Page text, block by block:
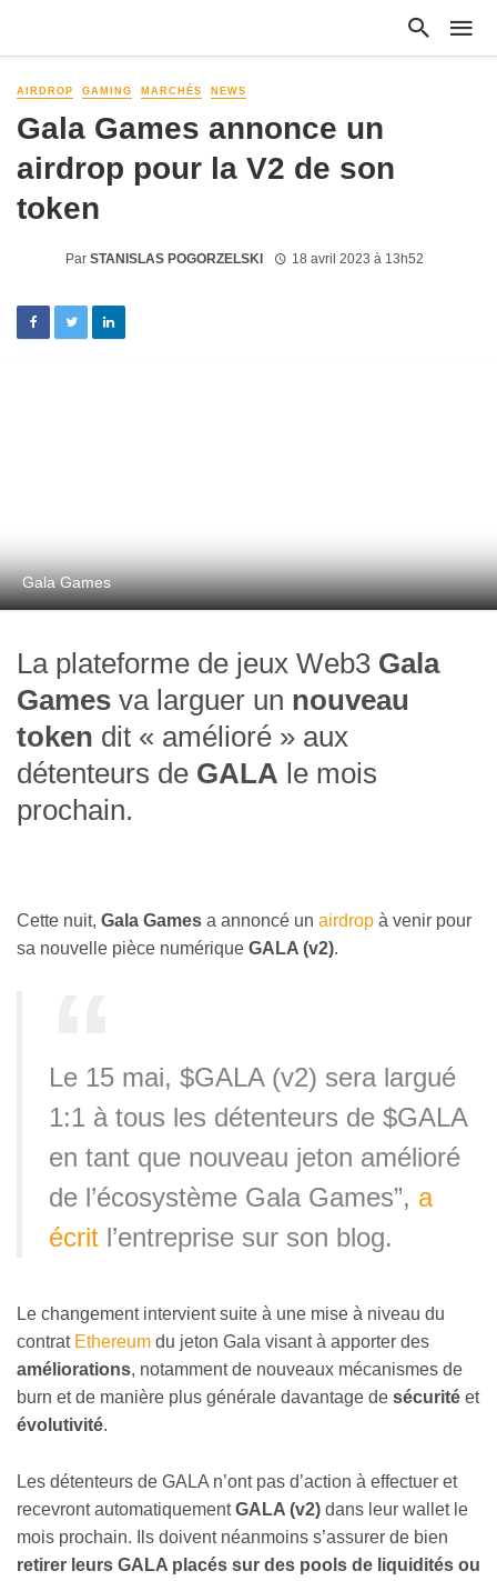
AIRDROP GAMING MARCHÉS NEWS
Gala Games annonce un
airdrop pour la V2 de son
token
Par STANISLAS POGORZELSKI 18 avril 2023 à 13h52
Gala Games
La plateforme de jeux Web3 Gala
Games va larguer un nouveau
token dit « amélioré » aux
détenteurs de GALA le mois
prochain.
Cette nuit, Gala Games a annoncé un airdrop à venir pour
sa nouvelle pièce numérique GALA (v2).
Le 15 mai, $GALA (v2) sera largué
1:1 à tous les détenteurs de $GALA
en tant que nouveau jeton amélioré
de l’écosystème Gala Games”, a
écrit l’entreprise sur son blog.
Le changement intervient suite à une mise à niveau du
contrat Ethereum du jeton Gala visant à apporter des
améliorations, notamment de nouveaux mécanismes de
burn et de manière plus générale davantage de sécurité et
évolutivité.
Les détenteurs de GALA n’ont pas d’action à effectuer et
recevront automatiquementGALA (v2) dans leur wallet le
mois prochain. Ils doivent néanmoins s’assurer de bien
retirer leurs GALA placés sur des pools de liquidités ou